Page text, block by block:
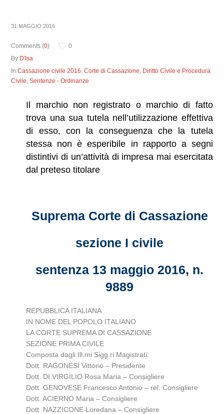
31 MAGGIO 2016
Comments (0)
0
By D'Isa
InCassazione civile 2016,Corte di Cassazione, Diritto Civile e Procedura
Civile,Sentenze - Ordinanze
Il marchio non registrato o marchio di fatto
trova una sua tutela nell’utilizzazione effettiva
di esso, con la conseguenza che la tutela
stessa non è esperibile in rapporto a segni
distintivi di un’attività di impresa mai esercitata
dal preteso titolare
Suprema Corte di Cassazione
sezione I civile
sentenza 13 maggio 2016, n.
9889
REPUBBLICA ITALIANA
IN NOME DEL POPOLO ITALIANO
LA CORTE SUPREMA DI CASSAZIONE
SEZIONE PRIMA CIVILE
Composta dagli Ill.mi Sigg.ri Magistrati:
Dott. RAGONESI Vittorio – Presidente
Dott. DI VIRGILIO Rosa Maria – Consigliere
Dott. GENOVESE Francesco Antonio – rel. Consigliere
Dott. ACIERNO Maria – Consigliere
Dott. NAZZICONE Loredana – Consigliere